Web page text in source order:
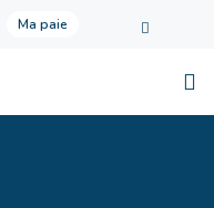
Ma paie